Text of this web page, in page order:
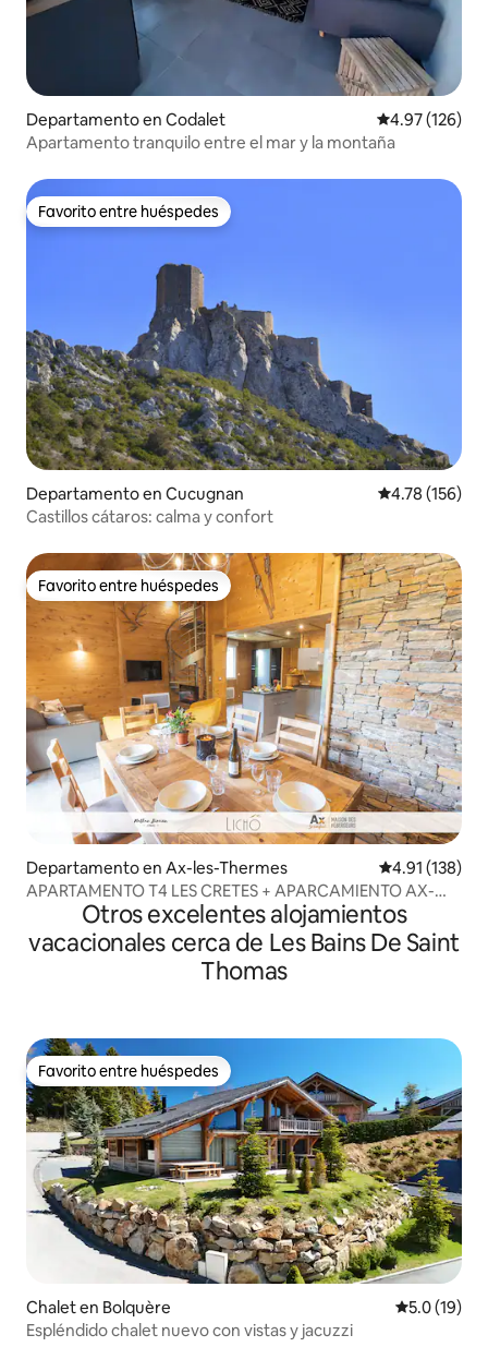
Departamento en Codalet Calificación
4.97 (126)
Apartamento tranquilo entre el mar y la montaña
Favorito entre huéspedes
Favorito entre huéspedes
Departamento en Cucugnan Calificación
4.78 (156)
Castillos cátaros: calma y confort
Favorito entre huéspedes
Favorito entre huéspedes
Departamento en Ax-les-Thermes Calificación
4.91 (138)
APARTAMENTO T4 LES CRETES + APARCAMIENTO AX-
LES-THERMESOtros excelentes alojamientos
vacacionales cerca de Les Bains De Saint
Thomas
Favorito entre huéspedes
Favorito entre huéspedes
Chalet en Bolquère Calificación
5.0 (19)
Espléndido chalet nuevo con vistas y jacuzzi